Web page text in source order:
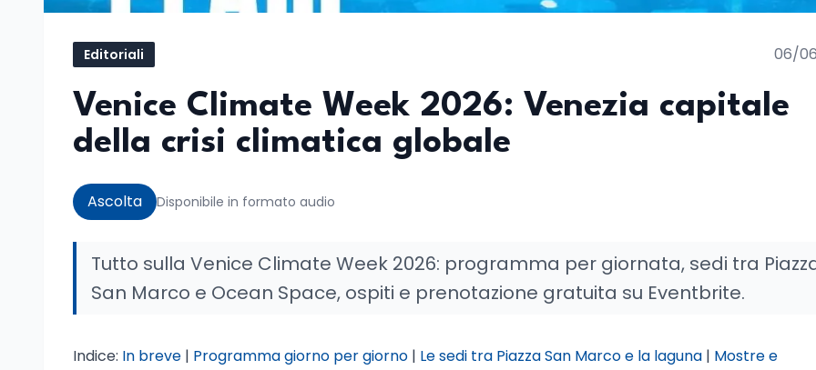
Editoriali 06/
Venice Climate Week 2026: Venezia capitale
della crisi climatica globale
Ascolta Disponibile in formato audio
Tutto sulla Venice Climate Week 2026: programma per giornata, sedi tra
San Marco e Ocean Space, ospiti e prenotazione gratuita su Eventbrite.
Indice: In breve | Programma giorno per giorno | Le sedi tra Piazza San Marco e la laguna | Mostre e